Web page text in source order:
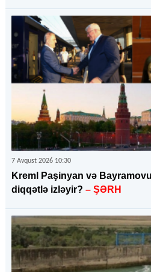
7 Avqust 2026 10:30
Kreml Paşinyan və
diqqətlə izləyir? – ŞƏRH